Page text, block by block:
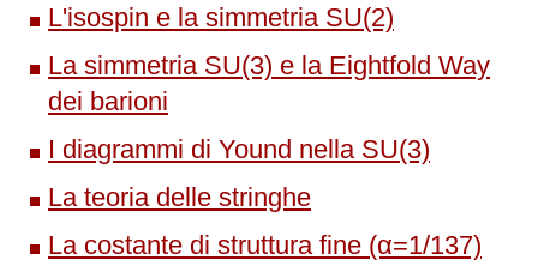
L'isospin e la simmetria SU(2)
La simmetria SU(3) e la Eightfold Way
dei barioni
I diagrammi di Yound nella SU(3)
La teoria delle stringhe
La costante di struttura fine (α=1/137)